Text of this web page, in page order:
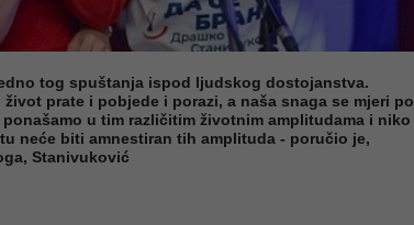
tog spuštanja ispod ljudskog dostojanstva.
prate i pobjede i porazi, a naša snaga se mjeri po
u tim različitim životnim amplitudama i niko
neće biti amnestiran tih amplituda - poručio je,
Stanivuković